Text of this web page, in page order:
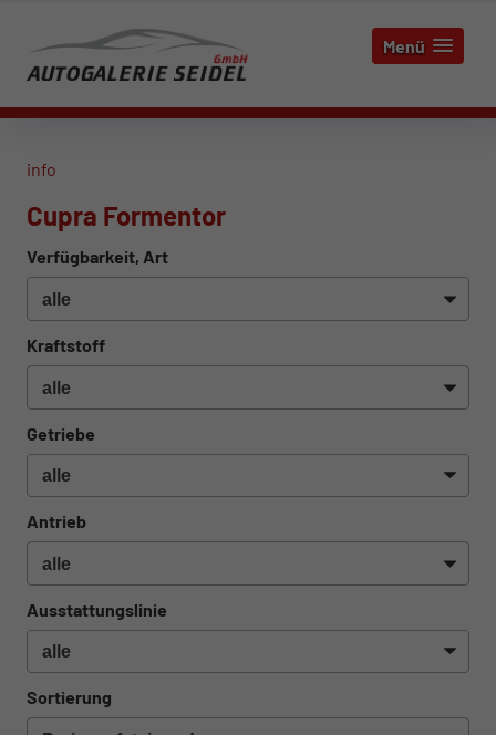
Menü
info
Cupra Formentor
Verfügbarkeit, Art
Kraftstoff
Getriebe
Antrieb
Ausstattungslinie
Sortierung